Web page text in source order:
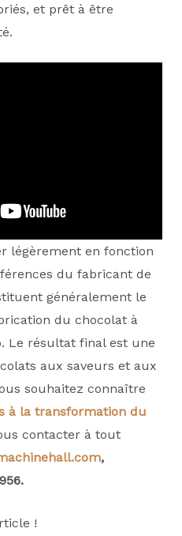
et prêt à être
légèrement en fonction
du fabricant de
généralement le
du chocolat à
Le résultat final est une
aux saveurs et aux
souhaitez connaître
à la transformation du
contacter à tout
,
!